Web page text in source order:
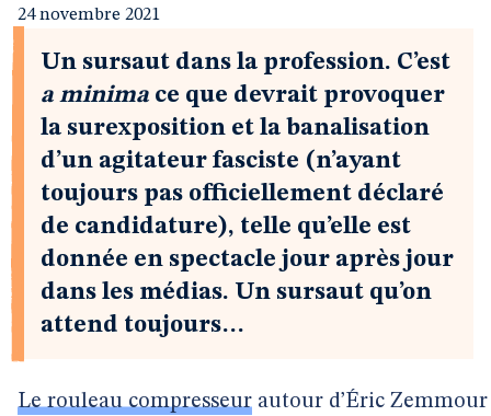
24 novembre 2021
Un sursaut dans la profession. C’est
a minima ce que devrait provoquer
la surexposition et la banalisation
d’un agitateur fasciste (n’ayant
toujours pas officiellement déclaré
de candidature), telle qu’elle est
donnée en spectacle jour après jour
dans les médias. Un sursaut qu’on
attend toujours…
Le rouleau compresseur autour d’Éric